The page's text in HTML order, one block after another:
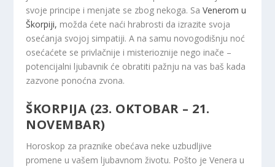
svoje principe i menjate se zbog nekoga. SaVenerom u
Škorpiji, možda ćete naći hrabrosti da izrazite svoja
osećanja svojoj simpatiji. A na samu novogodišnju noć
osećaćete se privlačnije i misterioznije nego inače –
potencijalni ljubavnik će obratiti pažnju na vas baš kada
zazvone ponoćna zvona.
ŠKORPIJA (23. OKTOBAR – 21.
NOVEMBAR)
Horoskop za praznike obećava neke uzbudljive
promene u vašem ljubavnom životu. Pošto je Venera u